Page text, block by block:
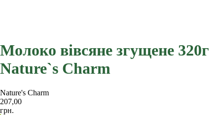
Молоко вівсяне згущене 320г
Nature`s Charm
Nature's Charm
207,00
грн.